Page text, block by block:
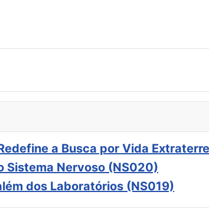
a Busca por Vida
Sistema Nervoso (NS020)
dos Laboratórios (NS019)